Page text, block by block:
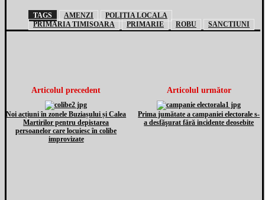
TAGS AMENZI
POLITIA LOCALA
PRIMARIA TIMISOARA
PRIMARIE ROBU SANCTIUNI
Articolul precedent
Noi acțiuni în zonele Buziașului și Calea
Martirilor pentru depistarea
persoanelor care locuiesc în colibe
improvizate
Articolul următor
Prima jumătate a campaniei electorale s-
a desfăşurat fără incidente deosebite